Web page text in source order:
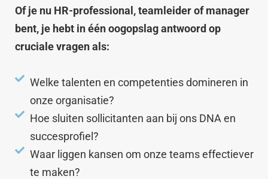
Of je nu HR-professional, teamleider of manager
bent, je hebt in één oogopslag antwoord op
cruciale vragen als:
Welke talenten en competenties domineren in
onze organisatie?
Hoe sluiten sollicitanten aan bij ons DNA en
succesprofiel?
Waar liggen kansen om onze teams effectiever
te maken?